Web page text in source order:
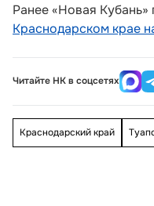
Ранее «Новая Кубань»
Краснодарском крае
Читайте НК в соцсетях
Краснодарский край